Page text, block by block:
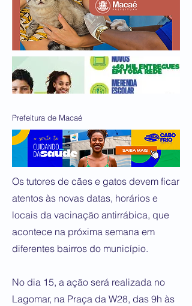
Prefeitura de Macaé
Os tutores de cães e gatos devem ficar
atentos às novas datas, horários e
locais da vacinação antirrábica, que
acontece na próxima semana em
diferentes bairros do município.
No dia 15, a ação será realizada no
Lagomar, na Praça da W28, das 9h às